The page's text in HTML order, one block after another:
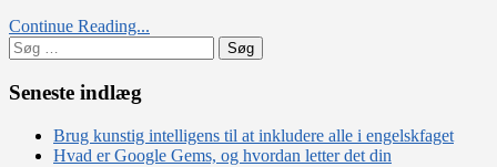
Continue Reading...
Søg
efter:
Seneste indlæg
Brug kunstig intelligens til at inkludere alle i engelskfaget
Hvad er Google Gems, og hvordan letter det din